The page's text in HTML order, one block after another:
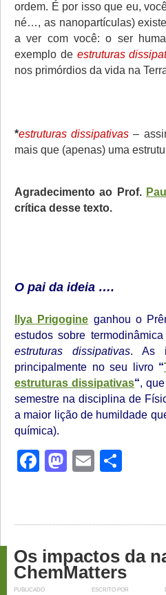
ordem. É por isso que eu,
né…, as nanopartículas)
a ver com você: o ser
exemplo de estruturas
nos primórdios da vida na
*estruturas dissipativas –
mais que (apenas) uma
Agradecimento ao Prof.
crítica desse texto.
O pai da ideia ….
Ilya Prigogine ganhou o
estudos sobre
estruturas dissipativas. As
principalmente no seu livro “
estruturas dissipativas“,
semestre na disciplina de
a maior lição de humildade
química).
Facebook
Mastodon
Email
Os impactos da
ChemMatters
PUBLICADO ESCRITO POR